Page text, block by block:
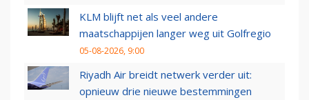
KLM blijft net als veel andere
maatschappijen langer weg uit Golfregio
05-08-2026, 9:00
Riyadh Air breidt netwerk verder uit:
opnieuw drie nieuwe bestemmingen